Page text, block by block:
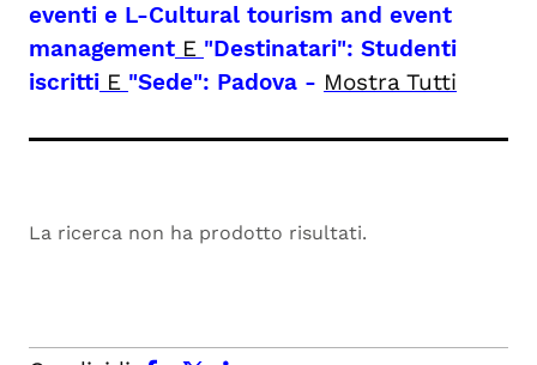
eventi e L-Cultural tourism and event
management E "Destinatari": Studenti
iscritti E "Sede": Padova - Mostra Tutti
La ricerca non ha prodotto risultati.
facebook x.com linkedin